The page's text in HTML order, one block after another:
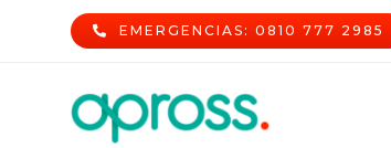
EMERGENCIAS: 0810 777 2985